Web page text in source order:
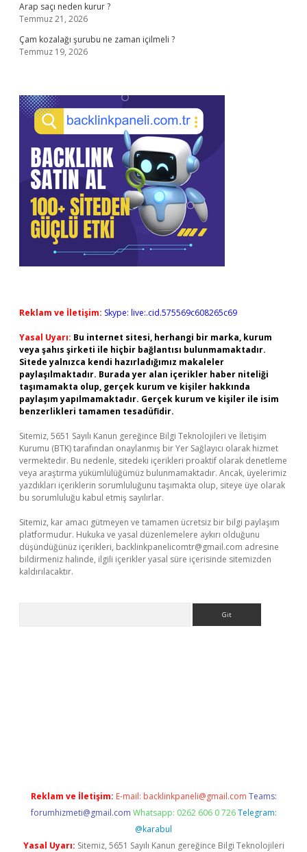
Arap saçı neden kurur ?
Temmuz 21, 2026
Çam kozalağı şurubu ne zaman içilmeli ?
Temmuz 19, 2026
Reklam ve İletişim: Skype: live:.cid.575569c608265c69
Yasal Uyarı: Bu internet sitesi, herhangi bir marka, kurum
veya şahıs şirketi ile hiçbir bağlantısı bulunmamaktadır.
Sitede yalnızca kendi hazırladığımız makaleler
paylaşılmaktadır. Burada yer alan içerikler haber niteliği
taşımamakta olup, gerçek kurum ve kişiler hakkında
paylaşım yapılmamaktadır. Gerçek kurum ve kişiler ile isim
benzerlikleri tamamen tesadüfidir.
Sitemiz, 5651 Sayılı Kanun gereğince Bilgi Teknolojileri ve İletişim
Kurumu (BTK) tarafından onaylanmış bir Yer Sağlayıcı olarak hizmet
vermektedir. Bu nedenle, sitedeki içerikleri proaktif olarak denetleme
veya araştırma yükümlülüğümüz bulunmamaktadır. Ancak, üyelerimiz
yazdıkları içeriklerin sorumluluğunu taşımakta olup, siteye üye olarak
bu sorumluluğu kabul etmiş sayılırlar.
Sitemiz, kar amacı gütmeyen ve tamamen ücretsiz bir bilgi paylaşım
platformudur. Hukuka ve yasal düzenlemelere aykırı olduğunu
düşündüğünüz içerikleri, backlinkpanelicomtr@gmail.com adresine
bildirmeniz halinde, ilgili içerikler yasal süre içerisinde sitemizden
kaldırılacaktır.
Reklam ve İletişim: E-mail: backlinkpaneli@gmail.com Teams:
forumhizmeti@gmail.com Whatsapp: 0262 606 0 726 Telegram:
@karabul
Yasal Uyarı: Sitemiz, 5651 Sayılı Kanun gereğince Bilgi Teknolojileri